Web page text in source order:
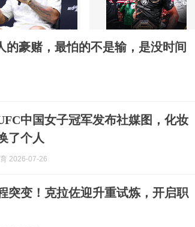
豪赌，最怕的不是输，是没时间
中国女子冠军发布社媒图，化妆
了个人
2026-07-26
突变！克拉佐迎升重试炼，开启职